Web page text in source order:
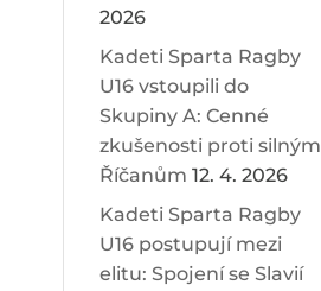
2026
Kadeti Sparta Ragby
U16 vstoupili do
Skupiny A: Cenné
zkušenosti proti silným
Říčanům 12. 4. 2026
Kadeti Sparta Ragby
U16 postupují mezi
elitu: Spojení se Slavií